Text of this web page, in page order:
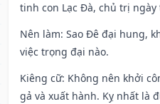
tinh con Lạc Đà, chủ trị ngày
Nên làm: Sao Đê đại hung,
việc trọng đại nào.
Kiêng cữ: Không nên khởi
gả và xuất hành. Kỵ nhất là